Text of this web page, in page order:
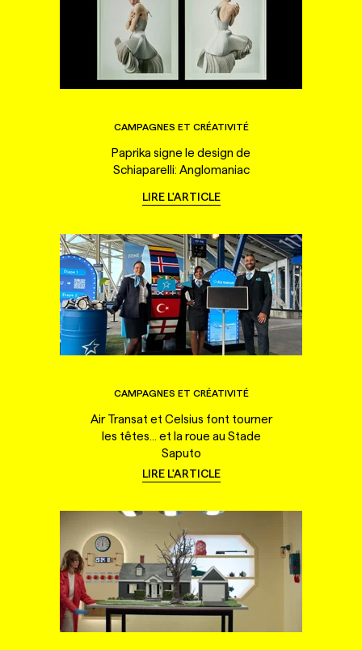
CAMPAGNES ET CRÉATIVITÉ
Paprika signe le design de
Schiaparelli: Anglomaniac
LIRE L'ARTICLE
CAMPAGNES ET CRÉATIVITÉ
Air Transat et Celsius font tourner
les têtes... et la roue au Stade
Saputo
LIRE L'ARTICLE